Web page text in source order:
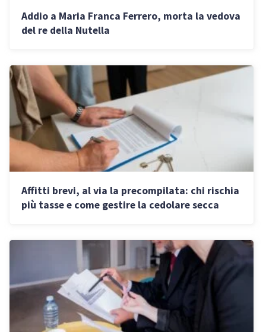
Addio a Maria Franca Ferrero, morta la vedova
del re della Nutella
Affitti brevi, al via la precompilata: chi rischia
più tasse e come gestire la cedolare secca